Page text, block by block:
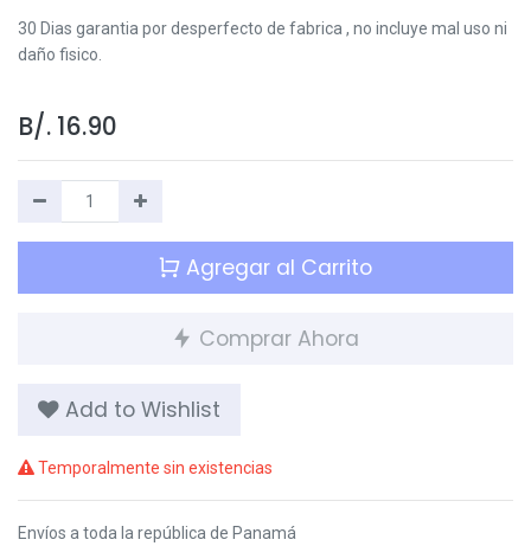
30 Dias garantia por desperfecto de fabrica , no incluye mal uso ni
daño fisico.
B/. 16.90
Agregar al Carrito
Comprar Ahora
Add to Wishlist
Temporalmente sin existencias
Envíos a toda la república de Panamá